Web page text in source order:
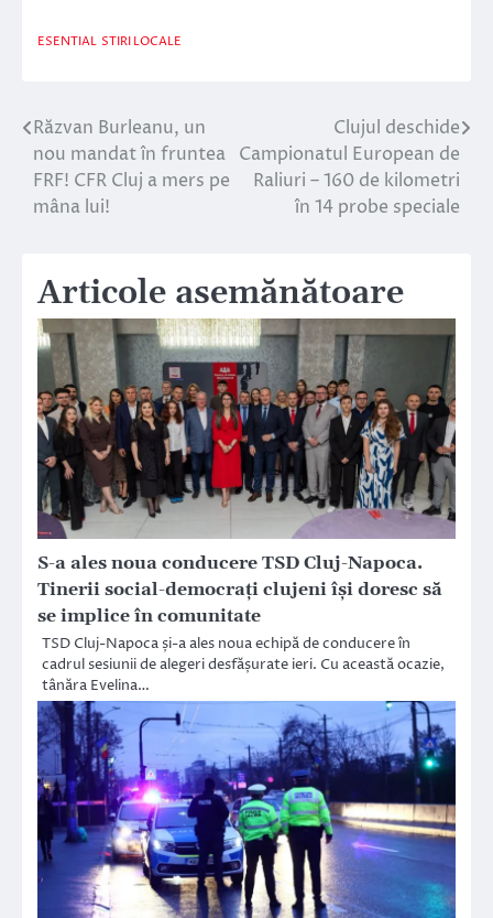
ESENTIAL STIRI LOCALE
Navigare
în
articole
Răzvan Burleanu, un
nou mandat în fruntea
FRF! CFR Cluj a mers pe
mâna lui!
Clujul deschide
Campionatul European de
Raliuri – 160 de kilometri
în 14 probe speciale
Articole asemănătoare
S-a ales noua conducere TSD Cluj-Napoca.
Tinerii social-democrați clujeni își doresc să
se implice în comunitate
TSD Cluj-Napoca și-a ales noua echipă de conducere în
cadrul sesiunii de alegeri desfășurate ieri. Cu această ocazie,
tânăra Evelina…